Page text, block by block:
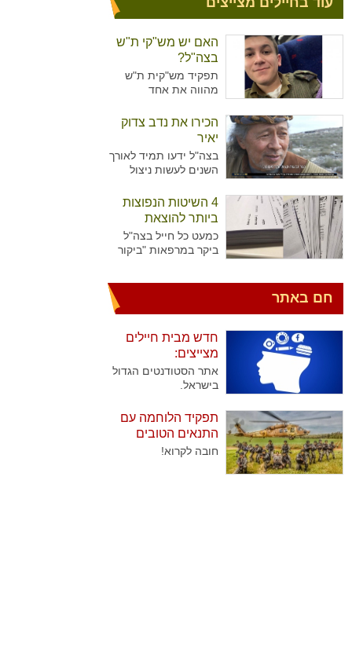
האם יש מש"קי ת"ש
בצה"ל?
תפקיד מש"קית ת"ש
מהווה את אחד
יותר עם נשים מאשר
גברים בצה"ל. מדובר על
תפקיד המקביל לתפקיד
של עובדת סוציאלית
ויועצת בבתי הספר,
להכשיר גם גברים לאותו
התפקיד.
הכירו את נדב צדוק
יאיר
בצה"ל ידעו תמיד לאורך
השנים לעשות ניצול
שלו ידע נרחב בתחומים
רבים עימו הגיעו
לישראל. כך קרה גם עם
נדב צדוק יאיר. דמות
יוצאת דופן, בעלת
שצה"ל ומערכת הביטחון
4 השיטות הנפוצות
ביותר להוצאת
גימלים
כמעט כל חייל בצה"ל
ביקר במרפאות "ביקור
שביקרו פעמים בודדות
במרפאות, יש את אלו
באופן קבוע בצאת
השבת. בדקנו עבורכם
של החיילים להוציא
גימלים..
חם באתר
חדש מבית חיילים
מצייצים:
אתר הסטודנטים הגדול
בישראל.
תפקיד הלוחמה עם
התנאים הטובים
ביותר
חובה לקרוא!